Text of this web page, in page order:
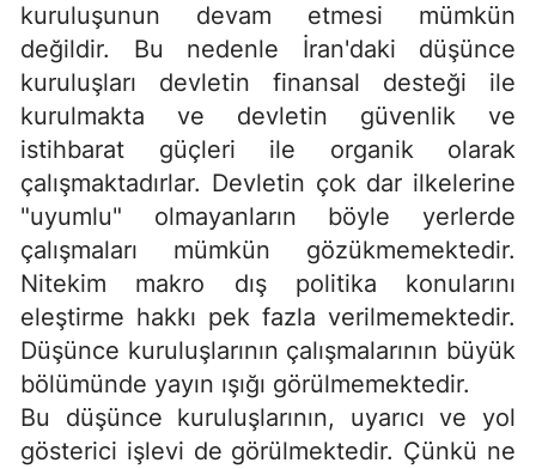
kuruluşunun devam etmesi mümkün
değildir. Bu nedenle İran'daki düşünce
kuruluşları devletin finansal desteği ile
kurulmakta ve devletin güvenlik ve
istihbarat güçleri ile organik olarak
çalışmaktadırlar. Devletin çok dar ilkelerine
"uyumlu" olmayanların böyle yerlerde
çalışmaları mümkün gözükmemektedir.
Nitekim makro dış politika konularını
eleştirme hakkı pek fazla verilmemektedir.
Düşünce kuruluşlarının çalışmalarının büyük
bölümünde yayın ışığı görülmemektedir.
Bu düşünce kuruluşlarının, uyarıcı ve yol
gösterici işlevi de görülmektedir. Çünkü ne